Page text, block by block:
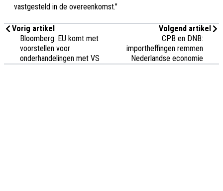
vastgesteld in de overeenkomst."
Vorig artikel
Bloomberg: EU komt met
voorstellen voor
onderhandelingen met VS
Volgend artikel
CPB en DNB:
importheffingen remmen
Nederlandse economie